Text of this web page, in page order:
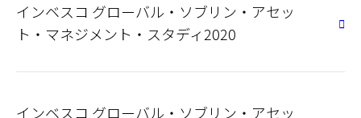
インベスコ グローバル・ソブリン・アセッ
ト・マネジメント・スタディ2020
インベスコ グローバル・ソブリン・アセッ